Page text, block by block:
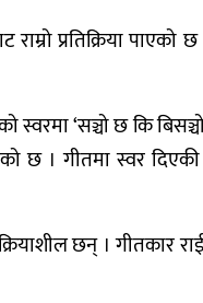
प्रतिक्रिया
‘सञ्चो छ कि
छ । गीतमा स्वर
छन् । गीतकार